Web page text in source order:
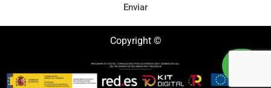
Enviar
Copyright ©